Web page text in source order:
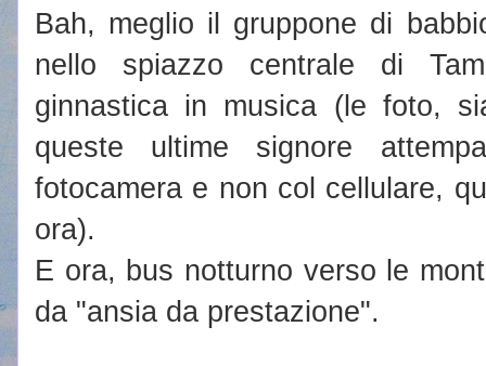
Bah, meglio il gruppone di
nello spiazzo centrale di
ginnastica in musica (le foto,
queste ultime signore
fotocamera e non col cellulare,
ora).
E ora, bus notturno verso le
da "ansia da prestazione".